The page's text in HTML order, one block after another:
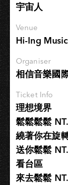
制
特
宇宙人
Venue
Hi-Ing
Organiser
相信音樂國
Ticket Info
理想境界
鬆鬆鬆鬆
繞著你在旋
送你鬆鬆​
看台區
來去鬆鬆